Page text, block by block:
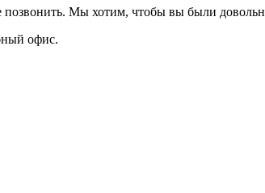
Мы хотим, чтобы вы были
офис.